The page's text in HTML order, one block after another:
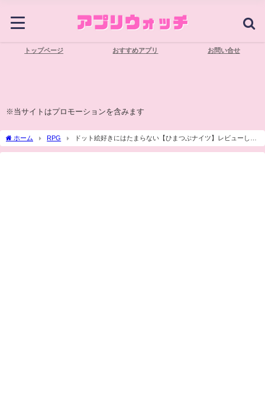
トップページ おすすめアプリ お問い合せ
※当サイトはプロモーションを含みます
ホーム RPG
ドット絵好きにはたまらない【ひまつぶナイツ】レビューして
みた！